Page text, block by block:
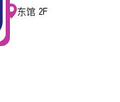
东馆 2F